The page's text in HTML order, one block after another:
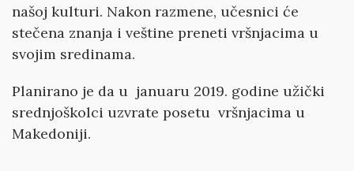
našoj kulturi. Nakon razmene, učesnici će
stečena znanja i veštine preneti vršnjacima u
svojim sredinama.
Planirano je da u januaru 2019. godine užički
srednjoškolci uzvrate posetu vršnjacima u
Makedoniji.